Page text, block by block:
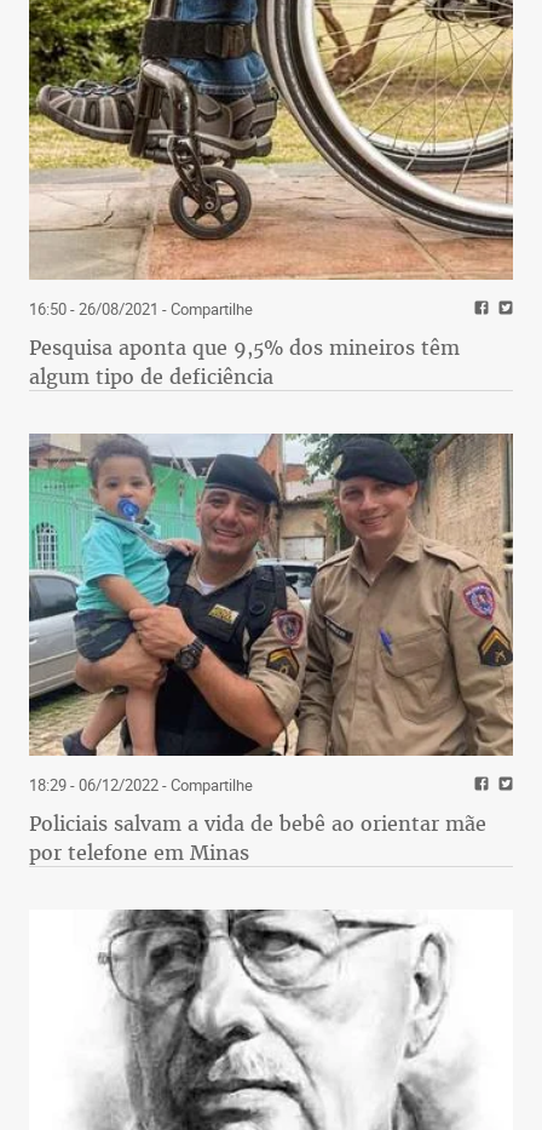
16:50 - 26/08/2021 - Compartilhe
Pesquisa aponta que 9,5% dos mineiros têm
algum tipo de deficiência
18:29 - 06/12/2022- Compartilhe
Policiais salvam a vida de bebê ao orientar mãe
por telefone em Minas